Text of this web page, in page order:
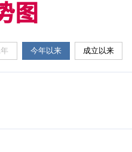
图
今年以来 成立以来